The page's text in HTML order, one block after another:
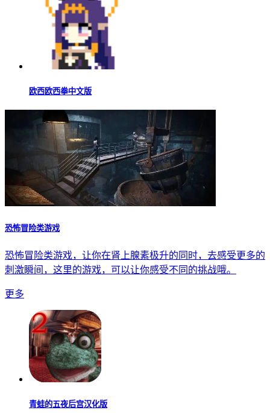
欧西欧西拳中文版
恐怖冒险类游戏
恐怖冒险类游戏，让你在肾上腺素极升的同时，去感受更多的
刺激瞬间，这里的游戏，可以让你感受不同的挑战哦。
更多
青蛙的五夜后宫汉化版